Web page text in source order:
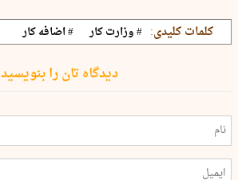
کلمات کلیدی: # وزارت کار # اضافه کار
دیدگاه تان را بنویسید